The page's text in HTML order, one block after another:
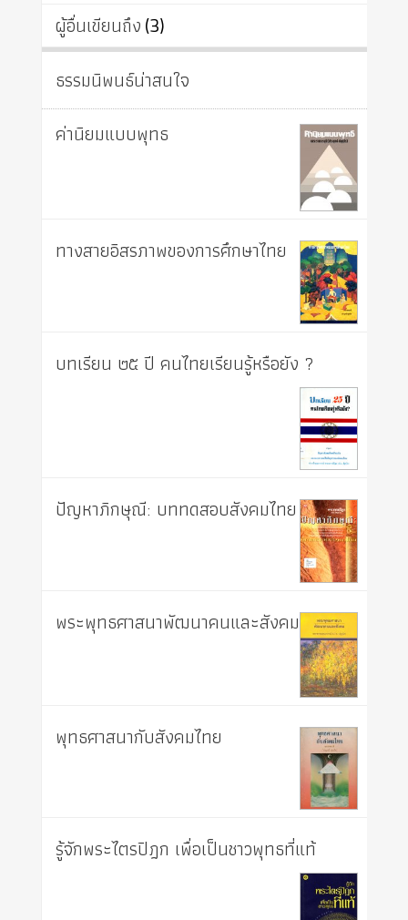
ผู้อื่นเขียนถึง(3)
ธรรมนิพนธ์น่าสนใจ
ค่านิยมแบบพุทธ
ทางสายอิสรภาพของการศึกษาไทย
บทเรียน ๒๕ ปี คนไทยเรียนรู้หรือยัง ?
ปัญหาภิกษุณี: บททดสอบสังคมไทย
พระพุทธศาสนาพัฒนาคนและสังคม
พุทธศาสนากับสังคมไทย
รู้จักพระไตรปิฎก เพื่อเป็นชาวพุทธที่แท้